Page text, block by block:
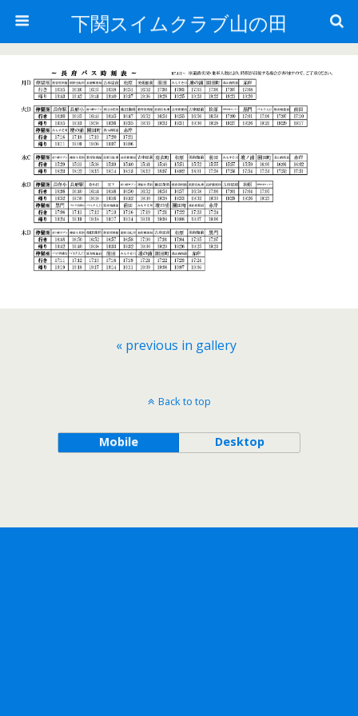
下関スイムクラブ山の田
« previous in gallery
Back to top
Mobile Desktop